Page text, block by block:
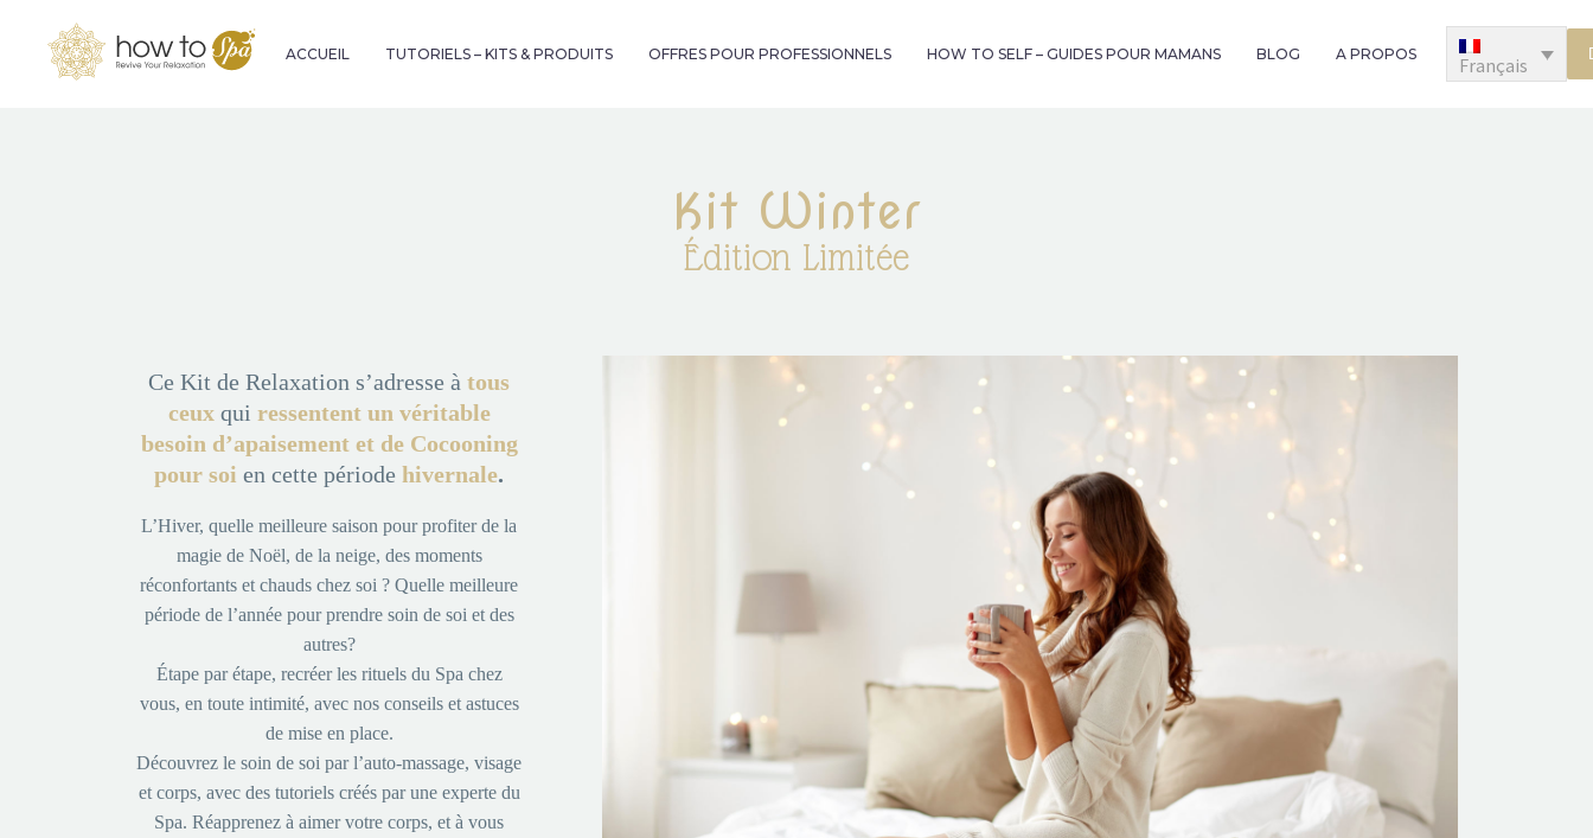
ACCUEIL TUTORIELS – KITS & PRODUITS OFFRES POUR PROFESSIONNELS HOW TO SELF – GUIDES POUR MAMANS BLOG A PROPOS Français
Kit Winter
Édition Limitée
Ce Kit de Relaxation s’adresse à tous
ceuxqui ressentent un véritable
besoin d’apaisement et de Cocooning
pour soien cette période hivernale.
L’Hiver, quelle meilleure saison pour profiter de la
magie de Noël, de la neige, des moments
réconfortants et chauds chez soi ? Quelle meilleure
période de l’année pour prendre soin de soi et des
autres?
Étape par étape, recréer les rituels du Spa chez
vous, en toute intimité, avec nos conseils et astuces
de mise en place.
Découvrez le soin de soi par l’auto-massage, visage
et corps, avec des tutoriels créés par une experte du
Spa. Réapprenez à aimer votre corps, et à vous